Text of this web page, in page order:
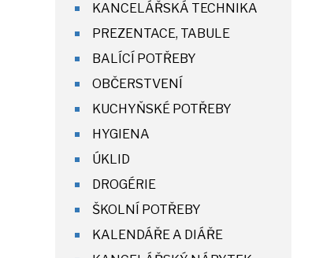
KANCELÁŘSKÁ TECHNIKA
PREZENTACE, TABULE
BALÍCÍ POTŘEBY
OBČERSTVENÍ
KUCHYŇSKÉ POTŘEBY
HYGIENA
ÚKLID
DROGÉRIE
ŠKOLNÍ POTŘEBY
KALENDÁŘE A DIÁŘE